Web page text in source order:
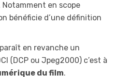
en scope
bénéficie d’une définition
en revanche un
(DCP ou Jpeg2000) c’est à
du film.